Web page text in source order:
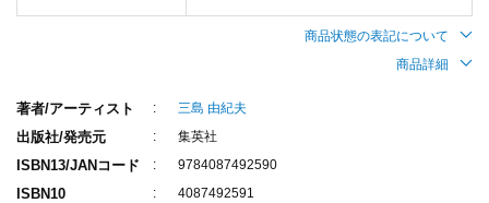
商品状態の表記について
商品詳細
著者/アーティスト 三島 由紀夫
出版社/発売元 集英社
ISBN13/JANコード 9784087492590
ISBN10 4087492591